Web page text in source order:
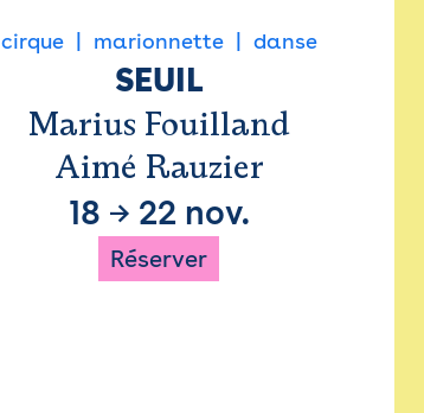
cirque marionnette danse
SEUIL
Marius Fouilland
Aimé Rauzier
18 → 22 nov.
Réserver